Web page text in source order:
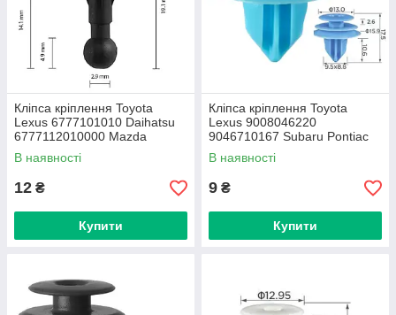
Кліпса кріплення Toyota
Lexus 6777101010 Daihatsu
6777112010000 Mazda
992740825 Honda Hyundai
Kia Nissan (C0165)
В наявності
12 ₴
Купити
Кліпса кріплення Toyota
Lexus 9008046220
9046710167 Subaru Pontiac
GM Daihatsu Nissan (C0256)
В наявності
9 ₴
Купити